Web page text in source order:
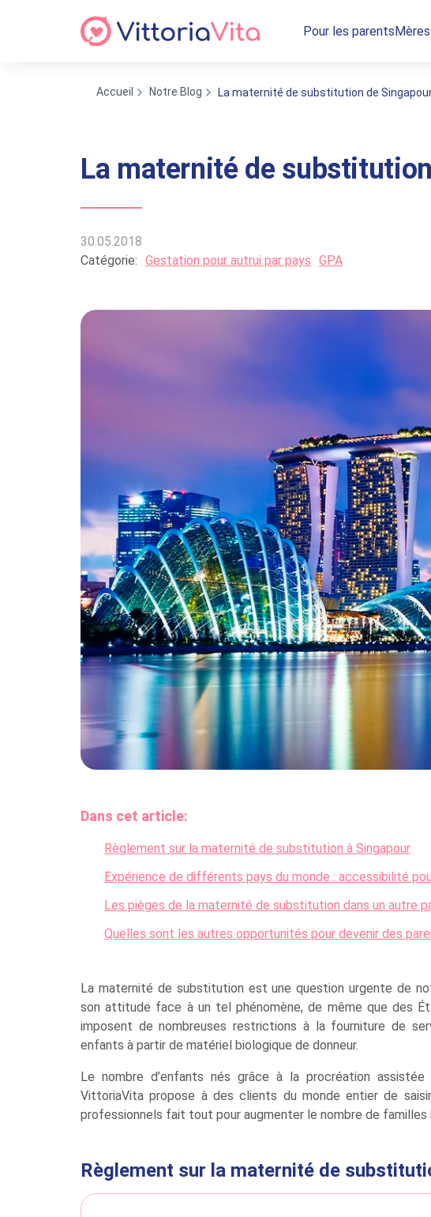
Pour les parents
Accueil Notre Blog La maternité de substitution de
La maternité de
30.05.2018
Catégorie: Gestation pour autrui par pays GPA
Dans cet article:
Règlement sur la maternité de substitution à Singapour
Expérience de différents pays du monde : accessibilité
Les pièges de la maternité de substitution dans un autre
Quelles sont les autres opportunités pour devenir des
La maternité de substitution est une question urgente de
son attitude face à un tel phénomène, de même que des
imposent de nombreuses restrictions à la fourniture de
enfants à partir de matériel biologique de donneur.
Le nombre d’enfants nés grâce à la procréation assistée
VittoriaVita propose à des clients du monde entier de
professionnels fait tout pour augmenter le nombre de familles
Règlement sur la maternité de